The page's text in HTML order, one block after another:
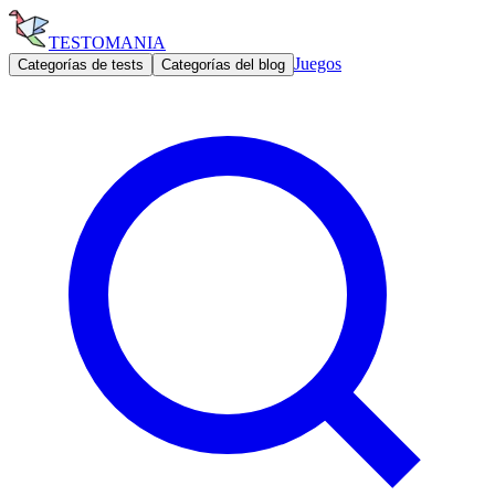
TESTOMANIA
Categorías de tests Categorías del blog Juegos